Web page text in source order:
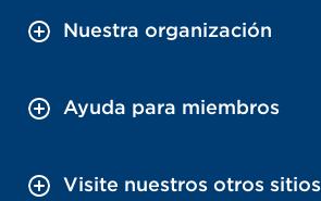
Nuestra organización
Ayuda para miembros
Visite nuestros otros sitios